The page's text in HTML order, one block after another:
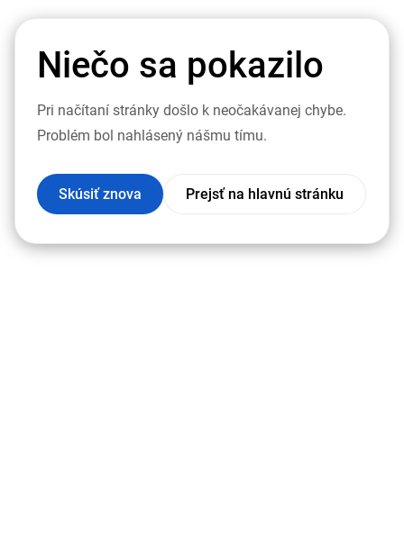
Niečo sa pokazilo
Pri načítaní stránky došlo k neočakávanej chybe.
Problém bol nahlásený nášmu tímu.
Skúsiť znova Prejsť na hlavnú stránku